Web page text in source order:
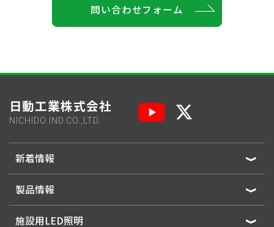
問い合わせフォーム
日動工業株式会社
NICHIDO IND.CO.,LTD.
新着情報
製品情報
施設用LED照明